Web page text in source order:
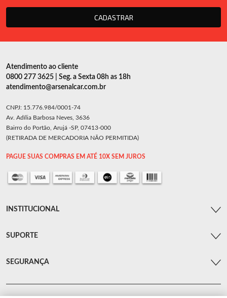
CADASTRAR
Atendimento ao cliente
0800 277 3625 | Seg. a Sexta 08h as 18h
atendimento@arsenalcar.com.br
CNPJ: 15.776.984/0001-74
Av. Adília Barbosa Neves, 3636
Bairro do Portão, Arujá -SP, 07413-000
(RETIRADA DE MERCADORIA NÃO PERMITIDA)
PAGUE SUAS COMPRAS EM ATÉ 10X SEM JUROS
INSTITUCIONAL
SUPORTE
SEGURANÇA